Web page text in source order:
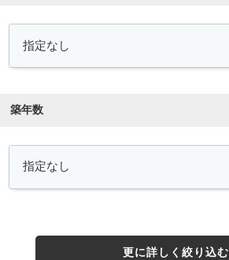
築年数
更に詳しく絞り込む